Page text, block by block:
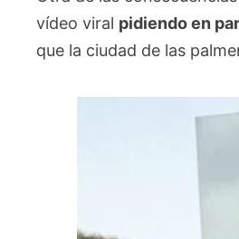
vídeo viral pidiendo en
que la ciudad de las